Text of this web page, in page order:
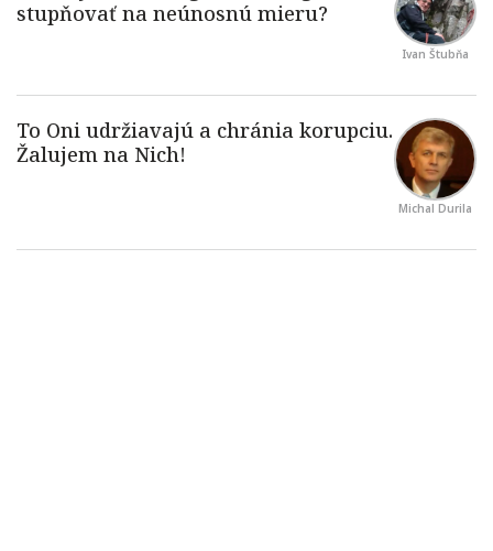
Ivan Štubňa
Michal Durila